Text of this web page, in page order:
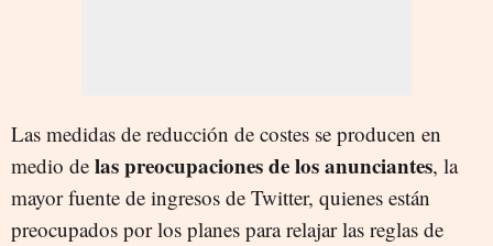
Las medidas de reducción de costes se producen en
medio de las preocupaciones de los anunciantes, la
mayor fuente de ingresos de Twitter, quienes están
preocupados por los planes para relajar las reglas de